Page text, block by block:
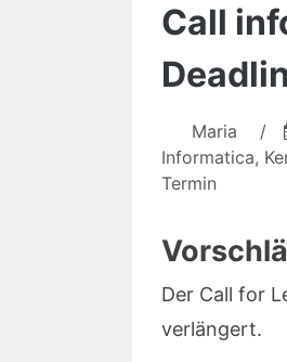
Call
Maria /
Informatica,
Termin
Der Call for
verlängert.